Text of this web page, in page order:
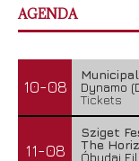
AGENDA
10-08
Dynamo
Tickets
11-08
Sziget
The
Óbudai